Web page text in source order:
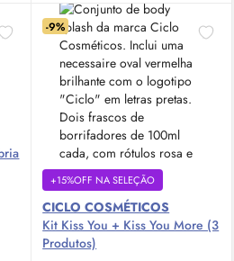
-9%
+15%OFF NA SELEÇÃO
CICLO COSMÉTICOS
Kit Kiss You + Kiss You More (3
Produtos)